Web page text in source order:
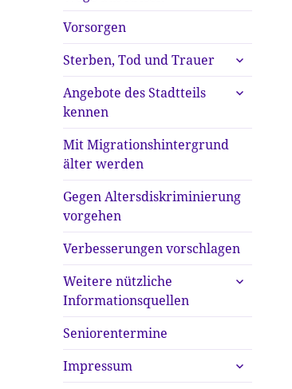
anzeigen
Vorsorgen
Sterben, Tod und Trauer
untermenü
anzeigen
Angebote des Stadtteils
kennen
untermenü
Mit Migrationshintergrund
älter werden
Gegen Altersdiskriminierung
vorgehen
Verbesserungen vorschlagen
Weitere nützliche
Informationsquellen
untermenü
Seniorentermine
Impressum
untermenü
anzeigen